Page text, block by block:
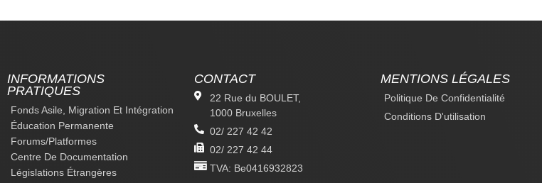
INFORMATIONS
PRATIQUES
Fonds Asile, Migration Et Intégration
Éducation Permanente
Forums/platformes
Centre De Documentation
Législations Étrangères
CONTACT
22 Rue du BOULET,
1000 Bruxelles
02/ 227 42 42
02/ 227 42 44
TVA: Be0416932823
MENTIONS LÉGALES
Politique De Confidentialité
Conditions D'utilisation